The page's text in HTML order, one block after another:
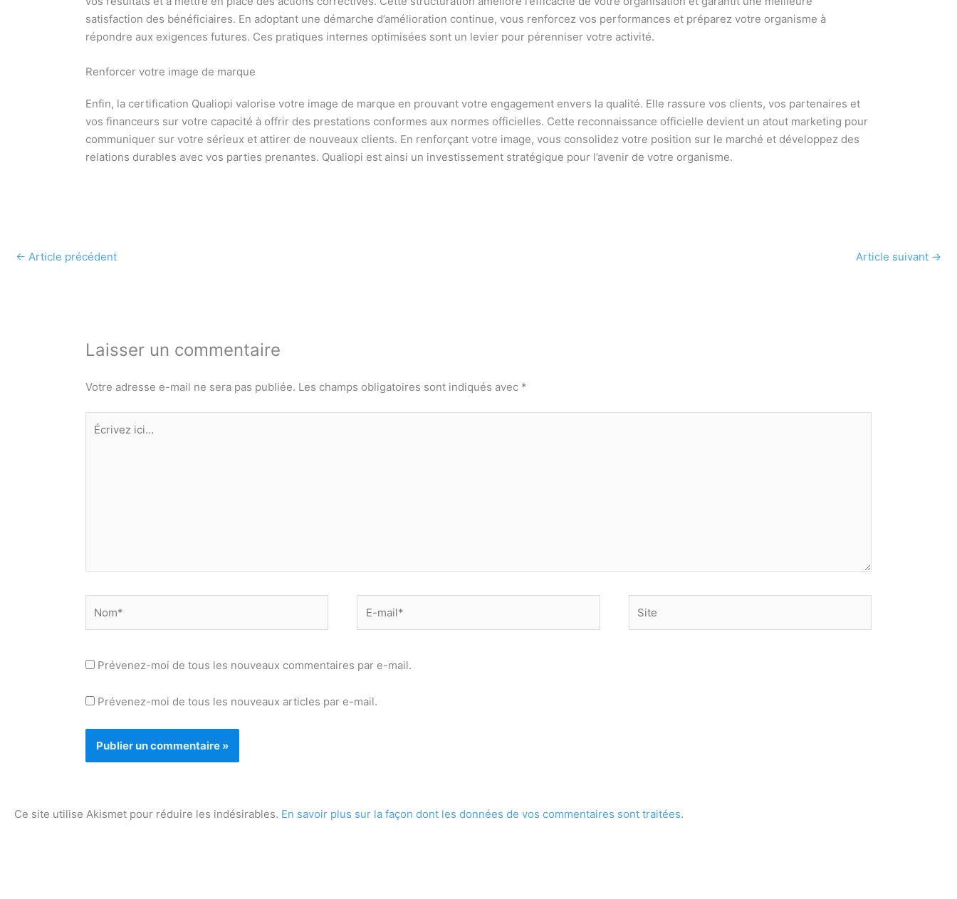
satisfaction des bénéficiaires. En adoptant une démarche d’amélioration continue, vous renforcez vos performances et préparez votre organisme à
répondre aux exigences futures. Ces pratiques internes optimisées sont un levier pour pérenniser votre activité.
Renforcer votre image de marque
Enfin, la certification Qualiopi valorise votre image de marque en prouvant votre engagement envers la qualité. Elle rassure vos clients, vos partenaires et
vos financeurs sur votre capacité à offrir des prestations conformes aux normes officielles. Cette reconnaissance officielle devient un atout marketing pour
communiquer sur votre sérieux et attirer de nouveaux clients. En renforçant votre image, vous consolidez votre position sur le marché et développez des
relations durables avec vos parties prenantes. Qualiopi est ainsi un investissement stratégique pour l’avenir de votre organisme.
← Article précédent Article suivant →
Laisser un commentaire
Votre adresse e-mail ne sera pas publiée. Les champs obligatoires sont indiqués avec *
Écrivez
ici…
mail*
Prévenez-moi de tous les nouveaux commentaires par e-mail.
Prévenez-moi de tous les nouveaux articles par e-mail.
Ce site utilise Akismet pour réduire les indésirables. En savoir plus sur la façon dont les données de vos commentaires sont traitées.